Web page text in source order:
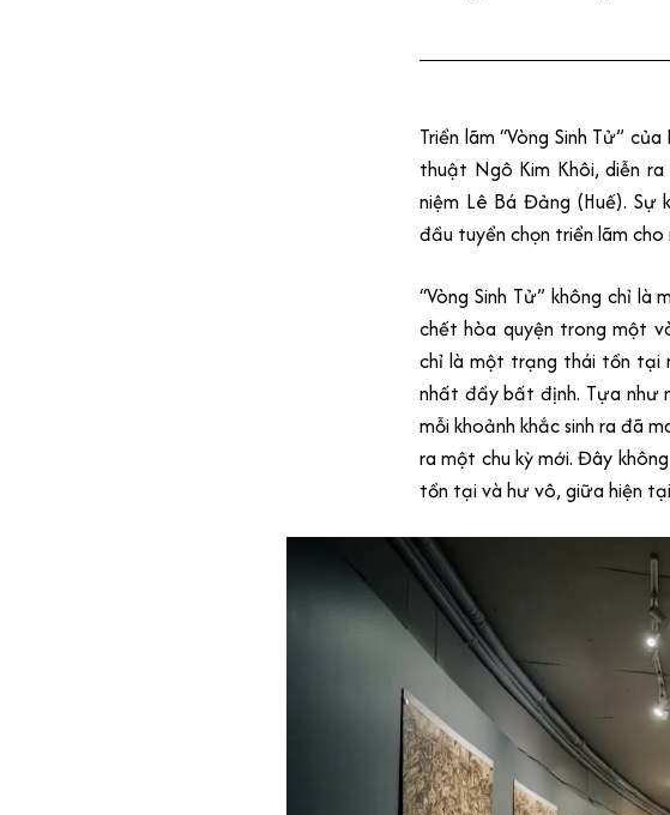
Triển lãm “Vòng Sinh Tử”
thuật Ngô Kim Khôi, diễn
niệm Lê Bá Đảng (Huế). Sự
đầu tuyển chọn triển lãm
“Vòng Sinh Tử” không chỉ
chết hòa quyện trong một
chỉ là một trạng thái tồn tại
nhất đầy bất định. Tựa như
mỗi khoảnh khắc sinh ra đã
ra một chu kỳ mới. Đây
tồn tại và hư vô, giữa hiện